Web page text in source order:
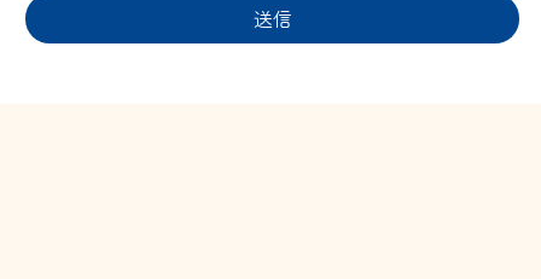
送信